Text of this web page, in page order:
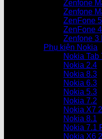
Zenfone
Zenfone
ZenFone
ZenFone
Zenfone 3
Phụ kiện Nokia
Nokia Tab
Nokia 2.4
Nokia 8.3
Nokia 6.3
Nokia 5.3
Nokia 7.2
Nokia X7
Nokia 8.1
Nokia 7.1
Nokia X6